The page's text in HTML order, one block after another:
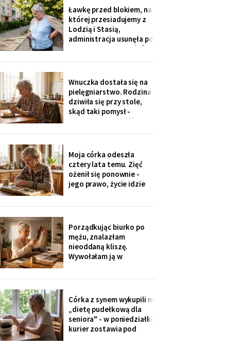
cicho: „Pani jest złota.
Męża - pozłacana, dobra
imitacja, robota sprzed
lat".
Ławkę przed blokiem, na
której przesiadujemy z
Lodzią i Stasią,
administracja usunęła po
„skargach mieszkańców"
jedenaście podpisów.
Rozpoznałam charakter
pisma córki - ma tu
kawalerkę pod wynajem.
„Mamo, bez przesady
Wnuczka dostała się na
pielęgniarstwo. Rodzina
dziwiła się przy stole,
skąd taki pomysł -
przecież mogła „iść na
podnosząc głowy znad
talerza: „bo widziałam,
jak babcia trzy lata
zajmowała się dziadkiem.
Też chcę tak
Moja córka odeszła
cztery lata temu. Zięć
ożenił się ponownie -
jego prawo, życie idzie
ścian, „bo ciocia nie lubi
na nie patrzeć". Dałam jej
mały album - schowała go
do tornistra jak
Porządkując biurko po
mężu, znalazłam
nieoddaną kliszę.
Wywołałam ją w
roześmiana kobieta przy
ognisku. Na ostatniej
klatce on - młody, z
wąsami, obejmuje ją
ramieniem.
Córka z synem wykupili mi
„dietę pudełkową dla
seniora" - w poniedziałki
kurier zostawia pod